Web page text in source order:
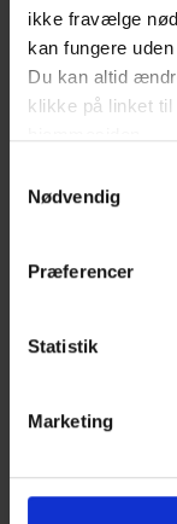
ikke fravælge
kan fungere uden
Du kan altid
klikke på linket
Læs mere om
Læs mere om
her.
Nødvendig
Præferencer
Statistik
Marketing
Presse
Region
Sjælland
Hovedstaden
Kort